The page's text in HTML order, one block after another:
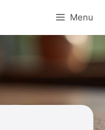
Menu